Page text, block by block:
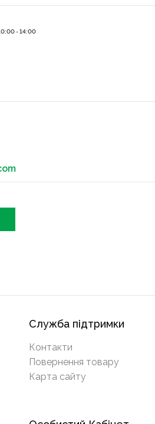
- 14:00
Служба підтримки
Контакти
Повернення товару
Карта сайту